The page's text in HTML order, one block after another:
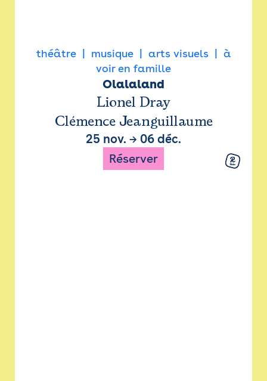
théâtre musique arts visuels
à
voir en famille
Olalaland
Lionel Dray
Clémence Jeanguillaume
25 nov. → 06 déc.
Réserver